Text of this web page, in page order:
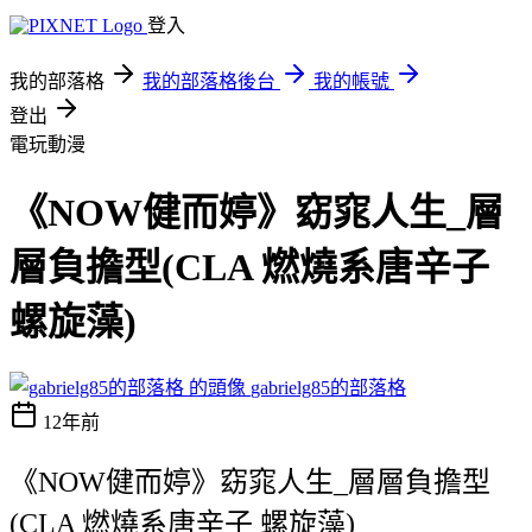
登入
我的部落格 我的部落格後台
我的帳號
登出
電玩動漫
《NOW健而婷》窈窕人生_層
層負擔型(CLA 燃燒系唐辛子
螺旋藻)
gabrielg85的部落格
12年前
《NOW健而婷》窈窕人生_層層負擔型
(CLA 燃燒系唐辛子 螺旋藻)